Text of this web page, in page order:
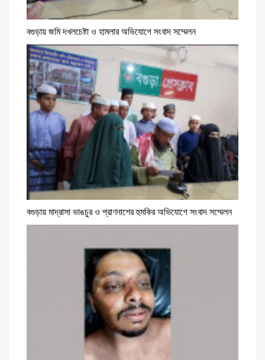
বগুড়ায় জমি দখলচেষ্টা ও হামলার অভিযোগে সংবাদ সম্মেলন
বগুড়ায় মাদ্রাসা ভাঙচুর ও প্রাণনাশের হুমকির অভিযোগে সংবাদ সম্মেলন